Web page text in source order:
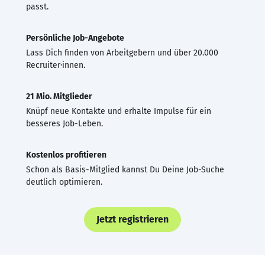
passt.
Persönliche Job-Angebote
Lass Dich finden von Arbeitgebern und über 20.000
Recruiter·innen.
21 Mio. Mitglieder
Knüpf neue Kontakte und erhalte Impulse für ein
besseres Job-Leben.
Kostenlos profitieren
Schon als Basis-Mitglied kannst Du Deine Job-Suche
deutlich optimieren.
Jetzt registrieren